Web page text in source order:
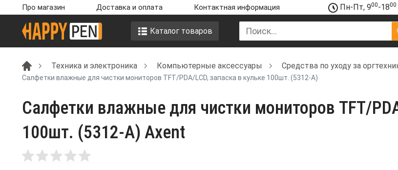
Про магазин Доставка и оплата Контактная информация Пн-Пт, 900-1800
Каталог товаров
Техника и электроника Компьютерные аксессуары Средства по уходу за
Салфетки влажные для чистки мониторов TFT/PDA/LCD, запаска в кульке 100шт. (5312-A)
Салфетки влажные для чистки мониторов TFT/
100шт. (5312-A) Axent